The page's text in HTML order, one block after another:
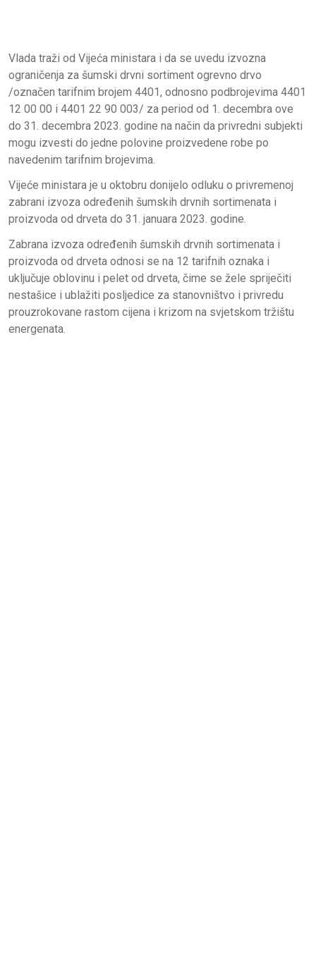
Vlada traži od Vijeća ministara i da se uvedu izvozna
ograničenja za šumski drvni sortiment ogrevno drvo
/označen tarifnim brojem 4401, odnosno podbrojevima 4401
12 00 00 i 4401 22 90 003/ za period od 1. decembra ove
do 31. decembra 2023. godine na način da privredni subjekti
mogu izvesti do jedne polovine proizvedene robe po
navedenim tarifnim brojevima.
Vijeće ministara je u oktobru donijelo odluku o privremenoj
zabrani izvoza određenih šumskih drvnih sortimenata i
proizvoda od drveta do 31. januara 2023. godine.
Zabrana izvoza određenih šumskih drvnih sortimenata i
proizvoda od drveta odnosi se na 12 tarifnih oznaka i
uključuje oblovinu i pelet od drveta, čime se žele spriječiti
nestašice i ublažiti posljedice za stanovništvo i privredu
prouzrokovane rastom cijena i krizom na svjetskom tržištu
energenata.